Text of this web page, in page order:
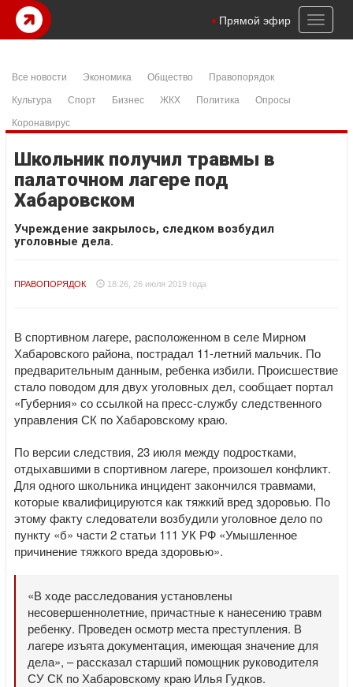
Toggle
Прямой эфир
Все новости Экономика Общество
Правопорядок
Культура
Спорт Бизнес ЖКХ Политика
Опросы
Коронавирус
Школьник получил травмы в
палаточном лагере под
Хабаровском
Учреждение закрылось, следком возбудил
уголовные дела.
ПРАВОПОРЯДОК 18:26, 26 июля 2019 года
В спортивном лагере, расположенном в селе Мирном
Хабаровского района, пострадал 11-летний мальчик. По
предварительным данным, ребенка избили. Происшествие
стало поводом для двух уголовных дел, сообщает портал
«Губерния» со ссылкой на пресс-службу следственного
управления СК по Хабаровскому краю.
По версии следствия, 23 июля между подростками,
отдыхавшими в спортивном лагере, произошел конфликт.
Для одного школьника инцидент закончился травмами,
которые квалифицируются как тяжкий вред здоровью. По
этому факту следователи возбудили уголовное дело по
пункту «б» части 2 статьи 111 УК РФ «Умышленное
причинение тяжкого вреда здоровью».
«В ходе расследования установлены
несовершеннолетние, причастные к нанесению травм
ребенку. Проведен осмотр места преступления. В
лагере изъята документация, имеющая значение для
дела», – рассказал старший помощник руководителя
СУ СК по Хабаровскому краю Илья Гудков.